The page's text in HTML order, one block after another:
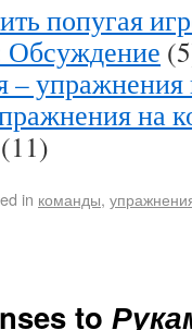
попугая
Обсуждение
– упражнения
на
(11)
in команды,
to